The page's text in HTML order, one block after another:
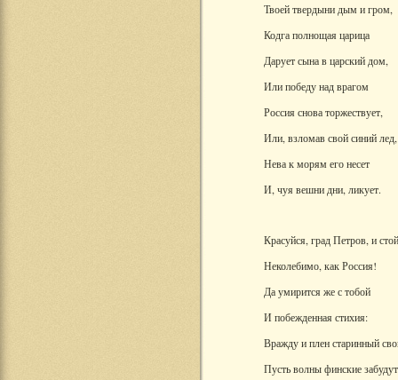
Твоей твердыни дым и гром,
Кодга полнощая царица
Дарует сына в царский дом,
Или победу над врагом
Россия снова торжествует,
Или, взломав свой синий лед,
Нева к морям его несет
И, чуя вешни дни, ликует.
Красуйся, град Петров, и стой
Неколебимо, как Россия!
Да умирится же с тобой
И побежденная стихия:
Вражду и плен старинный
Пусть волны финские забудут